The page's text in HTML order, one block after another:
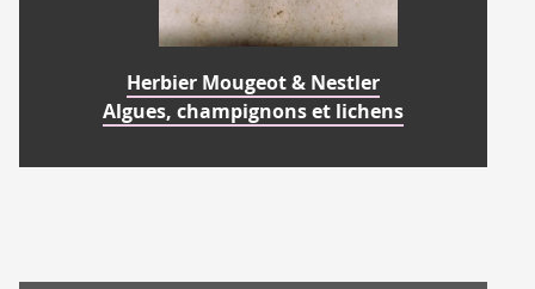
Herbier Mougeot & Nestler
Algues, champignons et lichens